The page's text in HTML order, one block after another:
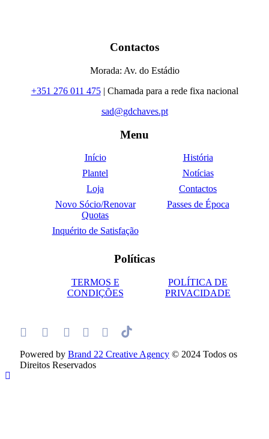
Contactos
Morada: Av. do Estádio
+351 276 011 475| Chamada para a rede fixa nacional
sad@gdchaves.pt
Menu
Início
História
Plantel
Notícias
Loja
Contactos
Novo Sócio/Renovar
Quotas
Passes de Época
Inquérito de Satisfação
Políticas
TERMOS E
CONDIÇÕES
POLÍTICA DE
PRIVACIDADE
Powered by Brand 22 Creative Agency © 2024 Todos os
Direitos Reservados